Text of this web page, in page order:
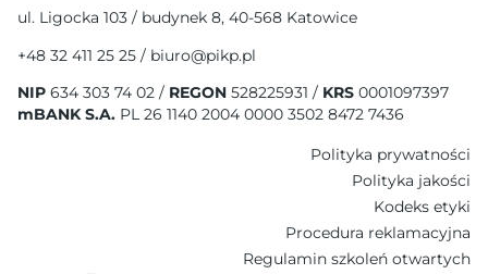
ul. Ligocka 103 / budynek 8, 40-568 Katowice
+48 32 411 25 25 / biuro@pikp.pl
NIP 634 303 74 02 / REGON 528225931 / KRS 0001097397
mBANK S.A. PL 26 1140 2004 0000 3502 8472 7436
Polityka prywatności
Polityka jakości
Kodeks etyki
Procedura reklamacyjna
Regulamin szkoleń otwartych